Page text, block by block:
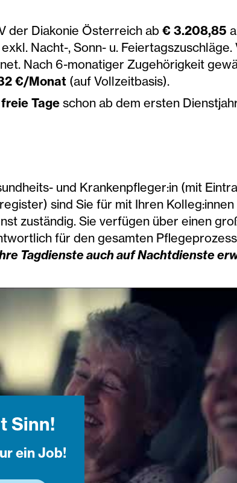
der Diakonie Österreich ab € 3.208,85
Nacht-, Sonn- u.
Nach 6-monatiger Zugehörigkeit
€/Monat (auf Vollzeitbasis).
Tageschon ab dem ersten
und Krankenpfleger:in (mit
sind Sie für mit Ihren
zuständig. Sie verfügen über einen
für den gesamten
Tagdienste auch auf Nachtdienste
Sinn!
ein Job!